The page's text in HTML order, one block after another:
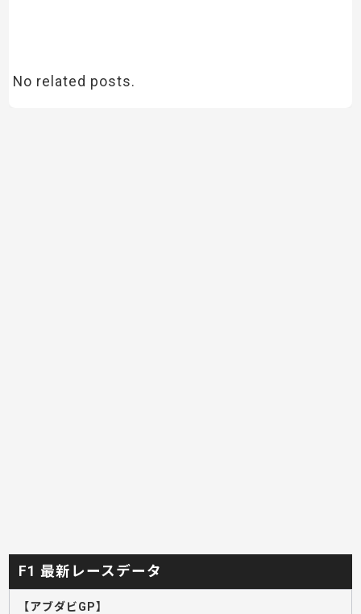
No related posts.
F1 最新レースデータ
【アブダビGP】